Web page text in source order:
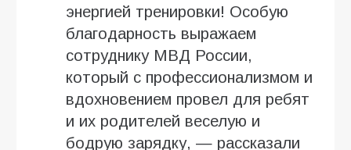
энергией тренировки! Особую
благодарность выражаем
сотруднику МВД России,
который с профессионализмом и
вдохновением провел для ребят
и их родителей веселую и
бодрую зарядку, — рассказали